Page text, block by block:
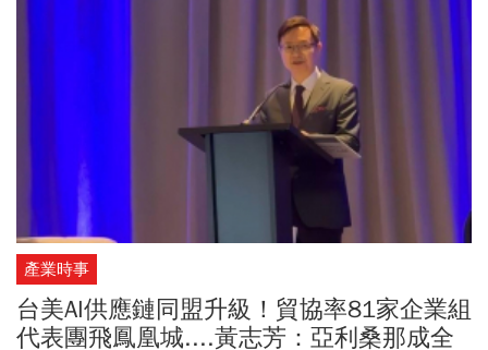
展，美方此次公告為301調查程序之一，最終稅率尚未定案；我方預
判美方後續還有其他程序，可能都屬置換法律基礎為301條款的過
程，仍並非最終結果；我方期待也有信心，7月底前的最終結果將會
充分反映台美之間既有的談判成果，取得逆差國之中相對優惠待
遇，全力鞏固我國國家利益與產業利益。台美經貿工作小組強調，
我方與美方持續保持緊密聯繫，我方也是已與美方完成協議的國
家，為維護ART爭取的最佳待遇與相對優勢，我方將持續與美方密切
產業時事
台美AI供應鏈同盟升級！貿協率81家企業組
代表團飛鳳凰城....黃志芳：亞利桑那成全